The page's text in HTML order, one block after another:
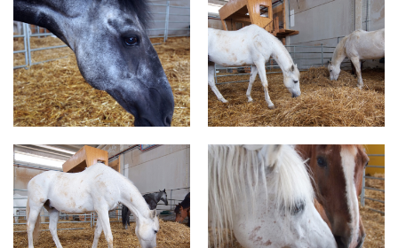
za11.jpg za10.jpg